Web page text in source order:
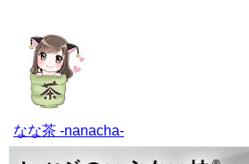
なな茶 -nanacha-